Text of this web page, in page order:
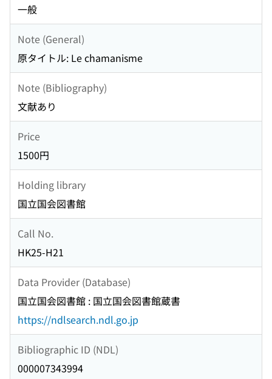
一般
Note (General)
原タイトル: Le chamanisme
Note (Bibliography)
文献あり
Price
1500円
Holding library
国立国会図書館
Call No.
HK25-H21
Data Provider (Database)
国立国会図書館 : 国立国会図書館蔵書
https://ndlsearch.ndl.go.jp
Bibliographic ID (NDL)
000007343994